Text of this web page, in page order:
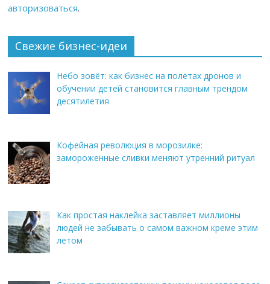
авторизоваться.
Свежие бизнес-идеи
Небо зовёт: как бизнес на полётах дронов и
обучении детей становится главным трендом
десятилетия
Кофейная революция в морозилке:
замороженные сливки меняют утренний ритуал
Как простая наклейка заставляет миллионы
людей не забывать о самом важном креме этим
летом